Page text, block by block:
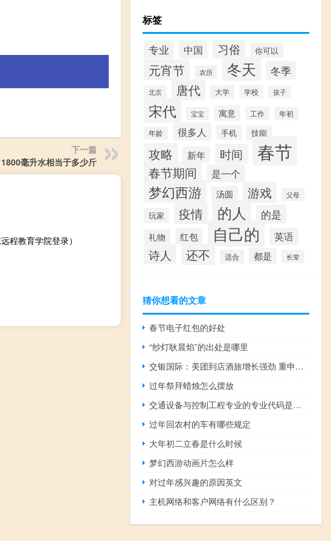
下一篇
1800毫升水相当于多少斤
程教育学院登录）
标签
专业 中国 习俗 你可以
元宵节 农历 冬天 冬季
北京 唐代 大学 学校 孩子
宋代 宝宝 寓意 工作
年初
年龄
很多人 手机 技能
攻略 新年 时间 春节
春节期间 是一个
梦幻西游 汤圆 游戏 父母
玩家 疫情 的人 的是
礼物 红包 自己的 英语
诗人 还不 适合 都是 长辈
猜你想看的文章
春节电子红包的好处
“纱灯耿晨焰”的出处是哪里
交银国际：美团到店酒旅增长强劲 重申买入评级
过年祭拜蜡烛怎么摆放
交通设备与控制工程专业的专业代码是什么
过年回农村的车有哪些规定
大年初二立春是什么时候
梦幻西游动画片怎么样
对过年感兴趣的原因英文
主机网络和客户网络有什么区别？